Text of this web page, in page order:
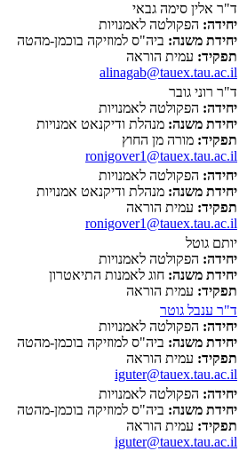
ד"ר אלין סימה גבאי
יחידה: הפקולטה לאמנויות
יחידת משנה: ביה"ס למוזיקה בוכמן-מהטה
תפקיד: עמית הוראה
alinagab@tauex.tau.ac.il
ד"ר רוני גובר
יחידה: הפקולטה לאמנויות
יחידת משנה: מנהלת ודיקנאט אמנויות
תפקיד: מורה מן החוץ
ronigover1@tauex.tau.ac.il
יחידה: הפקולטה לאמנויות
יחידת משנה: מנהלת ודיקנאט אמנויות
תפקיד: עמית הוראה
ronigover1@tauex.tau.ac.il
יותם גוטל
יחידה: הפקולטה לאמנויות
יחידת משנה: חוג לאמנות התיאטרון
תפקיד: עמית הוראה
ד"ר ענבל גוטר
יחידה: הפקולטה לאמנויות
יחידת משנה: ביה"ס למוזיקה בוכמן-מהטה
תפקיד: עמית הוראה
iguter@tauex.tau.ac.il
יחידה: הפקולטה לאמנויות
יחידת משנה: ביה"ס למוזיקה בוכמן-מהטה
תפקיד: עמית הוראה
iguter@tauex.tau.ac.il